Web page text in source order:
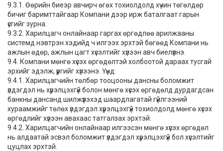
9.3.1. Өөрийн биеэр авчирч өгөх тохиолдолд хүчин төгөлдөр
бичиг баримттайгаар Компани дээр ирж баталгаат гарын
үсгийг зурна.
9.3.2. Харилцагч онлайнаар гаргах өргөдлөө арилжааны
системд нэвтрэн хэдийд ч илгээх эрхтэй бөгөөд Компани нь
ажлын өдөр, ажлын цагт хүсэлтийг хүлээн авч биелүүлнэ.
9.4. Компани мөнгө хүсэх өргөдөлтэй холбоотой дараах тусгай
эрхийг эдэлж, үүргийг хүлээнэ. Үүнд:
9.4.1. Харилцагчийн төлбөр тооцооны дансны боломжит
үлдэгдэл нь хүрэлцэхгүй болон мөнгө хүсэх өргөдөлд дурдагдсан
банкны дансанд шилжүүлэхэд шаардлагатай гүйлгээний
хураамжийг төлөх үлдэгдэл хүрэлцэхгүй тохиолдолд мөнгө хүсэх
өргөдлийг хүлээн авахаас татгалзах эрхтэй.
9.4.2. Харилцагчийн онлайнаар илгээсэн мөнгө хүсэх өргөдөл
нь алдаатай эсвэл боломжит үлдэгдэл хүрэлцэхгүй бол хүсэлтийг
цуцлах эрхтэй.